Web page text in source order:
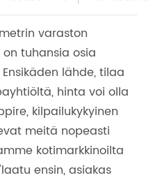
varaston
tuhansia osia
lähde, tilaa
hinta voi olla
kilpailukykyinen
meitä nopeasti
kotimarkkinoilta
ensin, asiakas